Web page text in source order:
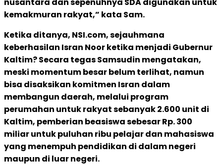
kemakmuran rakyat,” kata Sam.
Ketika ditanya, NSI.com, sejauhmana
keberhasilan Isran Noor ketika menjadi Gubernur
Kaltim? Secara tegas Samsudin mengatakan,
meski momentum besar belum terlihat, namun
bisa disaksikan komitmen Isran dalam
membangun daerah, melalui program
perumahan untuk rakyat sebanyak 2.600 unit di
Kaltim, pemberian beasiswa sebesar Rp. 300
miliar untuk puluhan ribu pelajar dan mahasiswa
yang menempuh pendidikan di dalam negeri
maupun di luar negeri.